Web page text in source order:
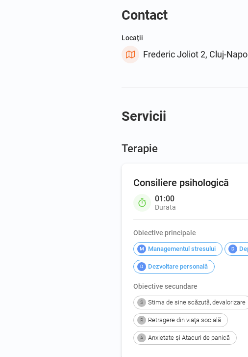
Contact
Locații
Frederic Joliot 2, Cluj-
Servicii
Terapie
Consiliere psihologică
01:00
Durata
Obiective principale
M Managementul stresului D
D Dezvoltare personală
Obiective secundare
S Stima de sine scăzută, devalorizare
R Retragere din viaţa socială
A Anxietate şi Atacuri de panică